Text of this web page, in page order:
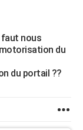
faut nous
du
du portail ??